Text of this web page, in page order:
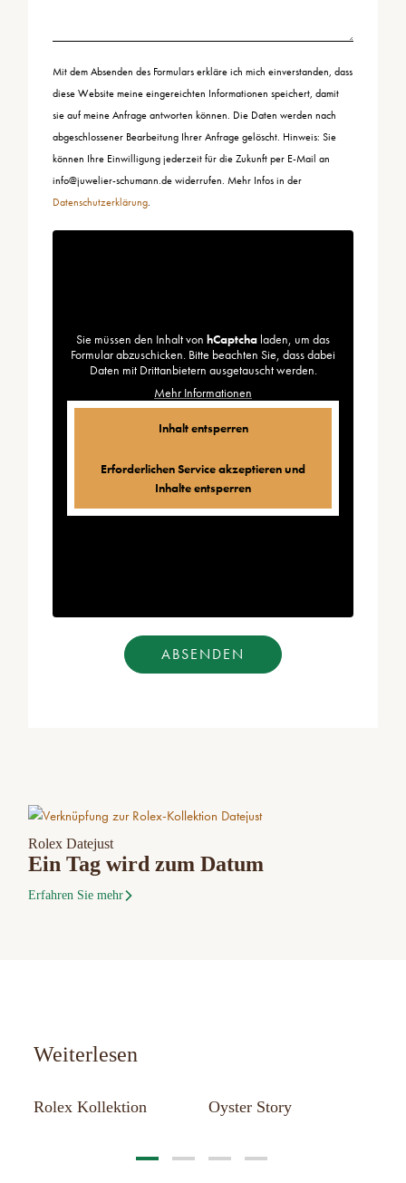
Mit dem Absenden des Formulars erkläre ich mich einverstanden, dass
diese Website meine eingereichten Informationen speichert, damit
sie auf meine Anfrage antworten können. Die Daten werden nach
abgeschlossener Bearbeitung Ihrer Anfrage gelöscht. Hinweis: Sie
können Ihre Einwilligung jederzeit für die Zukunft per E-Mail an
info@juwelier-schumann.de widerrufen. Mehr Infos in der
Datenschutzerklärung.
Sie müssen den Inhalt von hCaptcha laden, um das
Formular abzuschicken. Bitte beachten Sie, dass dabei
Daten mit Drittanbietern ausgetauscht werden.
Mehr Informationen
Inhalt entsperren
Erforderlichen Service akzeptieren und
Inhalte entsperren
ABSENDEN
Rolex Datejust
Ein Tag wird zum Datum
Erfahren Sie mehr
Weiterlesen
Rolex Kollektion Oyster Story